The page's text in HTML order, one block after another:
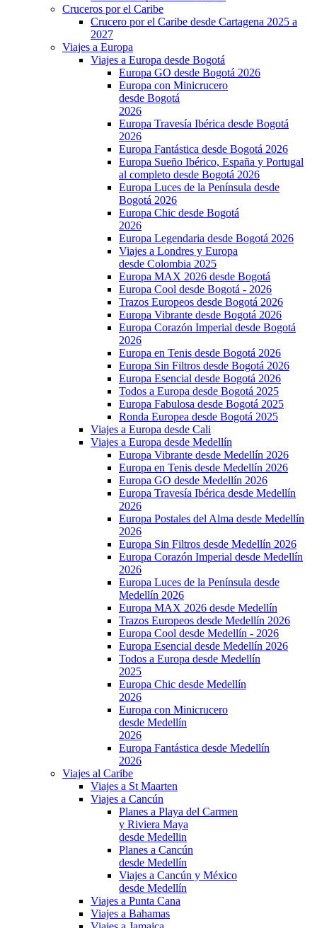
Cruceros por el Caribe
Crucero por el Caribe desde Cartagena 2025 a
2027
Viajes a Europa
Viajes a Europa desde Bogotá
Europa GO desde Bogotá 2026
Europa con Minicrucero
desde Bogotá
2026
Europa Travesía Ibérica desde Bogotá
2026
Europa Fantástica desde Bogotá 2026
Europa Sueño Ibérico, España y Portugal
al completo desde Bogotá 2026
Europa Luces de la Península desde
Bogotá 2026
Europa Chic desde Bogotá
2026
Europa Legendaria desde Bogotá 2026
Viajes a Londres y Europa
desde Colombia 2025
Europa MAX 2026 desde Bogotá
Europa Cool desde Bogotá - 2026
Trazos Europeos desde Bogotá 2026
Europa Vibrante desde Bogotá 2026
Europa Corazón Imperial desde Bogotá
2026
Europa en Tenis desde Bogotá 2026
Europa Sin Filtros desde Bogotá 2026
Europa Esencial desde Bogotá 2026
Todos a Europa desde Bogotá 2025
Europa Fabulosa desde Bogotá 2025
Ronda Europea desde Bogotá 2025
Viajes a Europa desde Cali
Viajes a Europa desde Medellín
Europa Vibrante desde Medellín 2026
Europa en Tenis desde Medellín 2026
Europa GO desde Medellín 2026
Europa Travesía Ibérica desde Medellín
2026
Europa Postales del Alma desde Medellín
2026
Europa Sin Filtros desde Medellín 2026
Europa Corazón Imperial desde Medellín
2026
Europa Luces de la Península desde
Medellín 2026
Europa MAX 2026 desde Medellín
Trazos Europeos desde Medellín 2026
Europa Cool desde Medellín - 2026
Europa Esencial desde Medellín 2026
Todos a Europa desde Medellín
2025
Europa Chic desde Medellín
2026
Europa con Minicrucero
desde Medellín
2026
Europa Fantástica desde Medellín
2026
Viajes al Caribe
Viajes a St Maarten
Viajes a Cancún
Planes a Playa del Carmen
y Riviera Maya
desde Medellin
Planes a Cancún
desde Medellín
Viajes a Cancún y México
desde Medellín
Viajes a Punta Cana
Viajes a Bahamas